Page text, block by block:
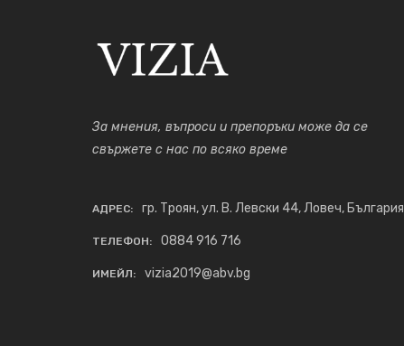
За мнения, въпроси и препоръки може да се
свържете с нас по всяко време
АДРЕС: гр. Троян, ул. В. Левски 44, Ловеч, България
ТЕЛЕФОН: 0884 916 716
ИМЕЙЛ: vizia2019@abv.bg